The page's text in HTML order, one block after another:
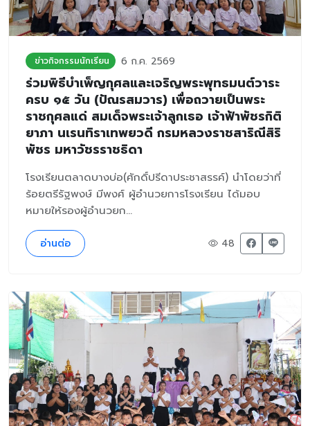
ข่าวกิจกรรมนักเรียน 6 ก.ค. 2569
ร่วมพิธีบำเพ็ญกุศลและเจริญพระพุทธมนต์วาระ
ครบ ๑๕ วัน (ปัณรสมวาร) เพื่อถวายเป็นพระ
ราชกุศลแด่ สมเด็จพระเจ้าลูกเธอ เจ้าฟ้าพัชรกิติ
ยาภา นเรนทิราเทพยวดี กรมหลวงราชสาริณีสิริ
พัชร มหาวัชรราชธิดา
โรงเรียนตลาดบางบ่อ(ศักดิ์ปรีดาประชาสรรค์) นำโดยว่าที่
ร้อยตรีรัฐพงษ์ มีพงศ์ ผู้อำนวยการโรงเรียน ได้มอบ
หมายให้รองผู้อำนวยก...
อ่านต่อ 48